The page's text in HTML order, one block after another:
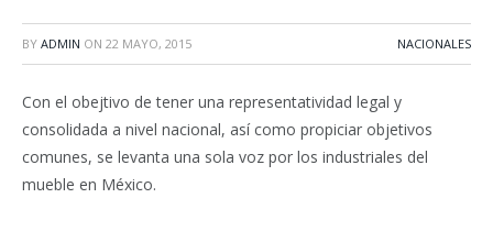
BY ADMIN ON 22 MAYO, 2015 NACIONALES
Con el obejtivo de tener una representatividad legal y
consolidada a nivel nacional, así como propiciar objetivos
comunes, se levanta una sola voz por los industriales del
mueble en México.